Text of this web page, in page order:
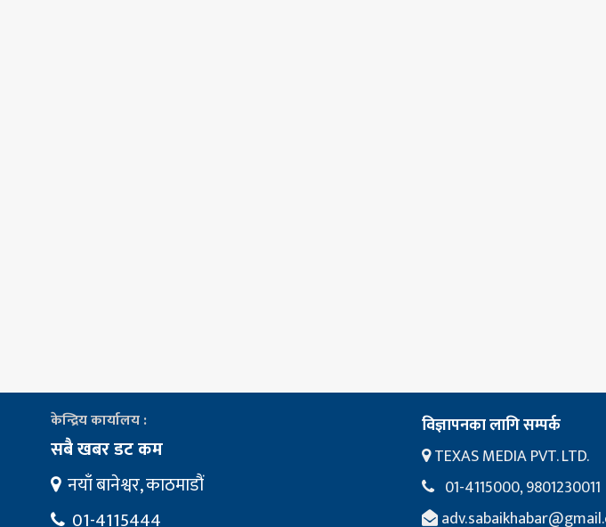
केन्द्रिय कार्यालय :
सबै खबर डट कम
नयाँ बानेश्वर, काठमाडौं
विज्ञापनका लागि सम्पर्क
TEXAS MEDIA PVT. LTD.
01-4115000, 9801230011